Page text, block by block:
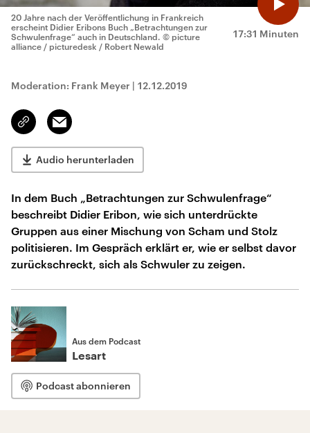
17:31 Minuten
20 Jahre nach der Veröffentlichung in Frankreich
erscheint Didier Eribons Buch „Betrachtungen zur
Schwulenfrage“ auch in Deutschland. © picture
alliance / picturedesk / Robert Newald
Moderation: Frank Meyer | 12.12.2019
Link
kopieren/teilen
Email
Audio herunterladen
In dem Buch „Betrachtungen zur Schwulenfrage“
beschreibt Didier Eribon, wie sich unterdrückte
Gruppen aus einer Mischung von Scham und Stolz
politisieren. Im Gespräch erklärt er, wie er selbst davor
zurückschreckt, sich als Schwuler zu zeigen.
Aus dem Podcast
Lesart
Podcast abonnieren